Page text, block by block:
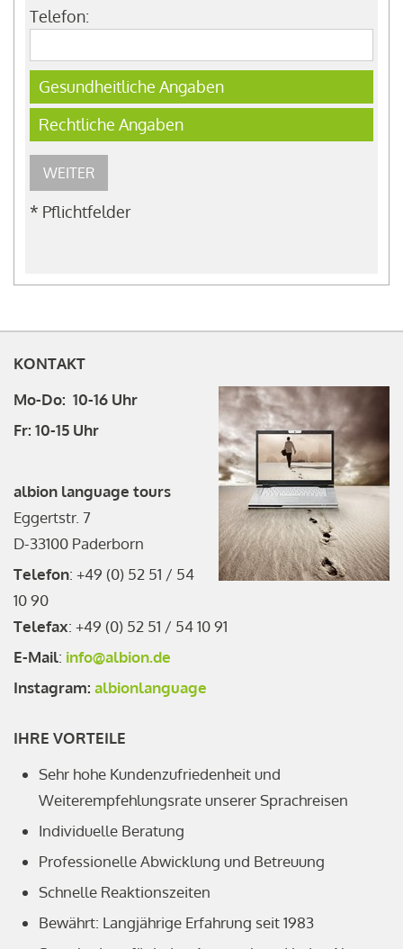
Telefon:
Gesundheitliche Angaben
Rechtliche Angaben
WEITER
* Pflichtfelder
KONTAKT
Mo-Do: 10-16 Uhr
Fr: 10-15 Uhr
albion language tours
Eggertstr. 7
D-33100 Paderborn
Telefon: +49 (0) 52 51 / 54
10 90
Telefax: +49 (0) 52 51 / 54 10 91
E-Mail: info@albion.de
Instagram: albionlanguage
IHRE VORTEILE
Sehr hohe Kundenzufriedenheit und
Weiterempfehlungsrate unserer Sprachreisen
Individuelle Beratung
Professionelle Abwicklung und Betreuung
Schnelle Reaktionszeiten
Bewährt: Langjährige Erfahrung seit 1983